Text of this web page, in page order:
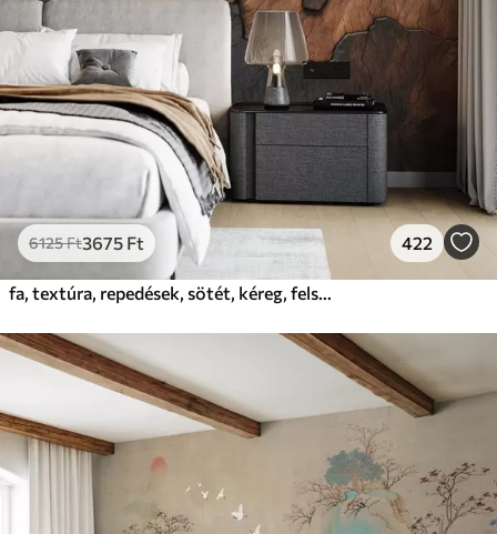
6125Ft3675 Ft 422
fa, textúra, repedések, sötét, kéreg, felszín